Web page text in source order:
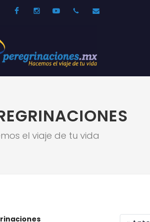
FacebookInstagramYoutube52 33 31210744
el viaje de tu vida